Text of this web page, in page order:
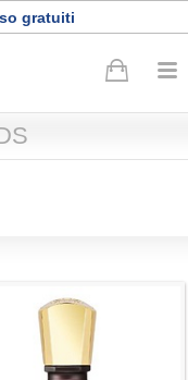
gratuiti